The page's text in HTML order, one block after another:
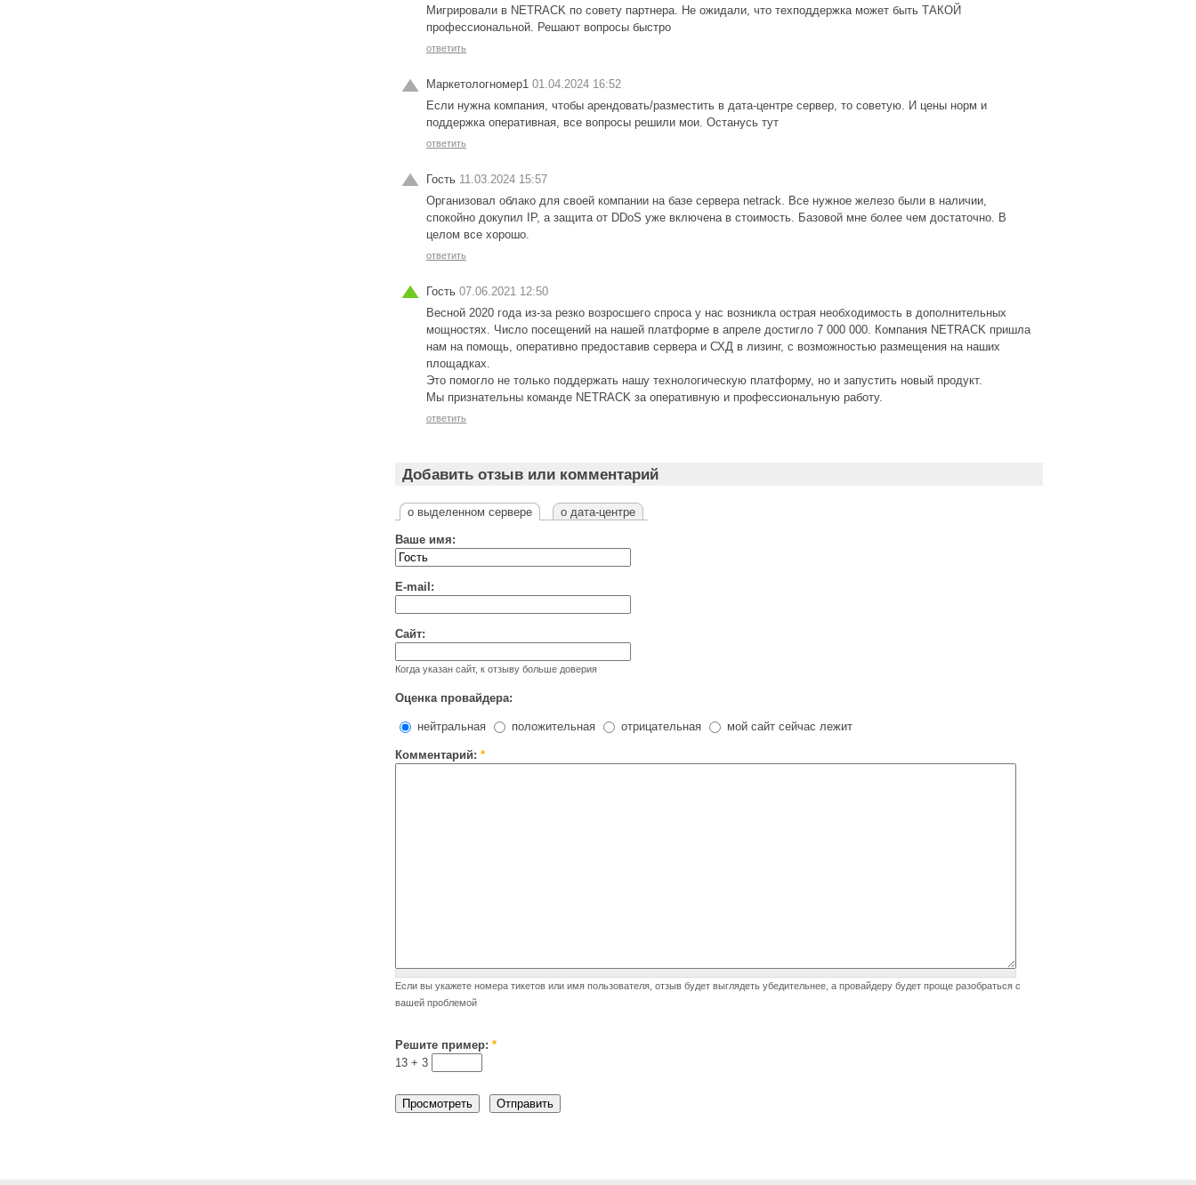
Мигрировали в NETRACK по совету партнера. Не ожидали, что техподдержка может быть ТАКОЙ
профессиональной. Решают вопросы быстро
ответить
Маркетологномер1 01.04.2024 16:52
Если нужна компания, чтобы арендовать/разместить в дата-центре сервер, то советую. И цены норм и
поддержка оперативная, все вопросы решили мои. Останусь тут
ответить
Гость 11.03.2024 15:57
Организовал облако для своей компании на базе сервера netrack. Все нужное железо были в наличии,
спокойно докупил IP, а защита от DDoS уже включена в стоимость. Базовой мне более чем достаточно. В
целом все хорошо.
ответить
Гость 07.06.2021 12:50
Весной 2020 года из-за резко возросшего спроса у нас возникла острая необходимость в дополнительных
мощностях. Число посещений на нашей платформе в апреле достигло 7 000 000. Компания NETRACK пришла
нам на помощь, оперативно предоставив сервера и СХД в лизинг, с возможностью размещения на наших
площадках.
Это помогло не только поддержать нашу технологическую платформу, но и запустить новый продукт.
Мы признательны команде NETRACK за оперативную и профессиональную работу.
ответить
Добавить отзыв или комментарий
о выделенном сервере о дата-центре
Ваше имя:
E-mail:
Сайт:
Когда указан сайт, к отзыву больше доверия
Оценка провайдера:
нейтральная положительная отрицательная мой сайт сейчас лежит
Комментарий: *
Если вы укажете номера тикетов или имя пользователя, отзыв будет выглядеть убедительнее, а провайдеру будет проще разобраться с
вашей проблемой
Решите пример: *
13 + 3